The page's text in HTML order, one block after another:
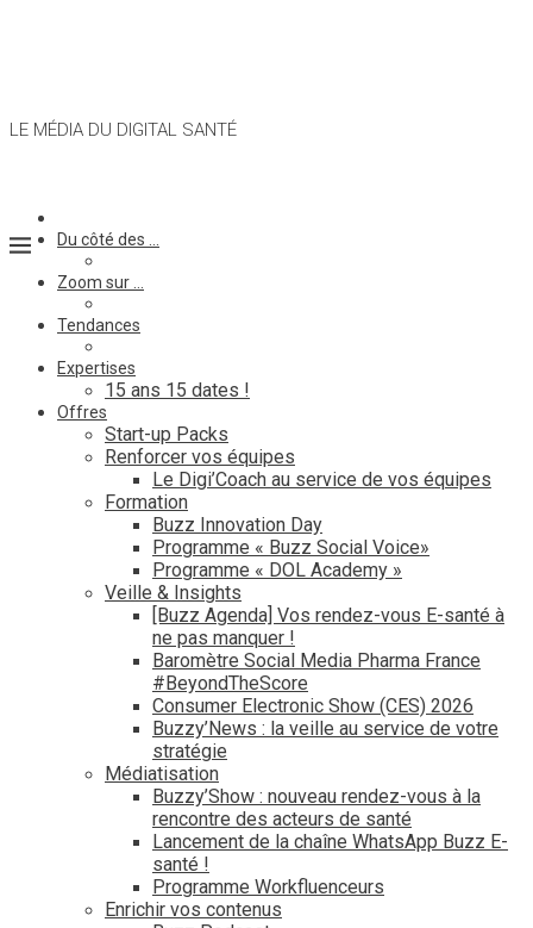
LE MÉDIA DU DIGITAL SANTÉ
Du côté des …
Zoom sur …
Tendances
Expertises
15 ans 15 dates !
Offres
Start-up Packs
Renforcer vos équipes
Le Digi’Coach au service de vos équipes
Formation
Buzz Innovation Day
Programme « Buzz Social Voice»
Programme « DOL Academy »
Veille & Insights
[Buzz Agenda] Vos rendez-vous E-santé à
ne pas manquer !
Baromètre Social Media Pharma France
#BeyondTheScore
Consumer Electronic Show (CES) 2026
Buzzy’News : la veille au service de votre
stratégie
Médiatisation
Buzzy’Show : nouveau rendez-vous à la
rencontre des acteurs de santé
Lancement de la chaîne WhatsApp Buzz E-
santé !
Programme Workfluenceurs
Enrichir vos contenus